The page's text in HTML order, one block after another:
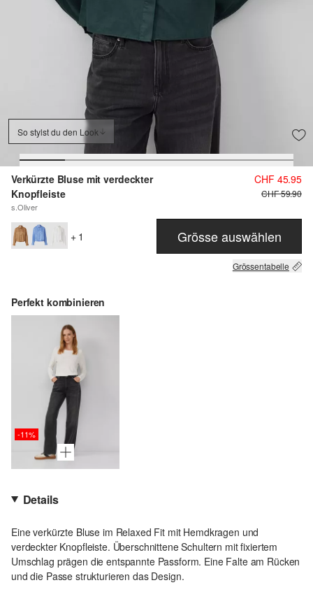
So stylst du den Look
Verkürzte Bluse mit verdeckter
Knopfleiste
s.Oliver
CHF 45.95
CHF 59.90
+ 1 Grösse auswählen
Grössentabelle
Perfekt kombinieren
-11%
Details
Eine verkürzte Bluse im Relaxed Fit mit Hemdkragen und
verdeckter Knopfleiste. Überschnittene Schultern mit fixiertem
Umschlag prägen die entspannte Passform. Eine Falte am Rücken
und die Passe strukturieren das Design.